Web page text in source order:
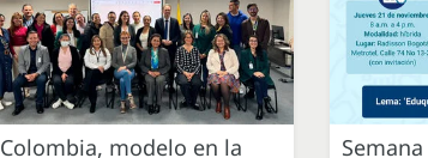
Colombia, modelo en la